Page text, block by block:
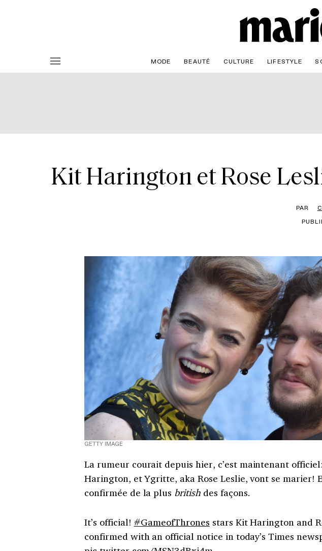
MODE BEAUTÉ CULTURE LIFESTYLE
Kit Harington et Rose
PAR
GETTY IMAGE
La rumeur courait depuis hier, c’est maintenant
Harington, et Ygritte, aka Rose Leslie, vont se marier!
confirmée de la plus britishdes façons.
It’s official! #GameofThrones stars Kit Harington and
confirmed with an official notice in today’s Times